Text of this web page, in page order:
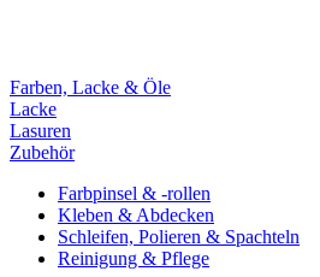
Farben, Lacke & Öle
Lacke
Lasuren
Zubehör
Farbpinsel & -rollen
Kleben & Abdecken
Schleifen, Polieren & Spachteln
Reinigung & Pflege